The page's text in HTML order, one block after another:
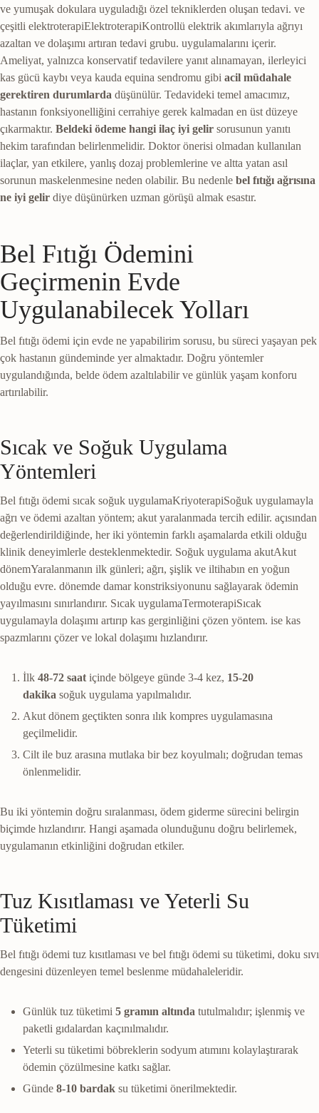
ve yumuşak dokulara uyguladığı özel tekniklerden oluşan tedavi. ve
çeşitli elektroterapiElektroterapiKontrollü elektrik akımlarıyla ağrıyı
azaltan ve dolaşımı artıran tedavi grubu. uygulamalarını içerir.
Ameliyat, yalnızca konservatif tedavilere yanıt alınamayan, ilerleyici
kas gücü kaybı veya kauda equina sendromu gibi acil müdahale
gerektiren durumlarda düşünülür. Tedavideki temel amacımız,
hastanın fonksiyonelliğini cerrahiye gerek kalmadan en üst düzeye
çıkarmaktır. Beldeki ödeme hangi ilaç iyi gelir sorusunun yanıtı
hekim tarafından belirlenmelidir. Doktor önerisi olmadan kullanılan
ilaçlar, yan etkilere, yanlış dozaj problemlerine ve altta yatan asıl
sorunun maskelenmesine neden olabilir. Bu nedenle bel fıtığı ağrısına
ne iyi gelir diye düşünürken uzman görüşü almak esastır.
Bel Fıtığı Ödemini
Geçirmenin Evde
Uygulanabilecek Yolları
Bel fıtığı ödemi için evde ne yapabilirim sorusu, bu süreci yaşayan pek
çok hastanın gündeminde yer almaktadır. Doğru yöntemler
uygulandığında, belde ödem azaltılabilir ve günlük yaşam konforu
artırılabilir.
Sıcak ve Soğuk Uygulama
Yöntemleri
Bel fıtığı ödemi sıcak soğuk uygulamaKriyoterapiSoğuk uygulamayla
ağrı ve ödemi azaltan yöntem; akut yaralanmada tercih edilir. açısından
değerlendirildiğinde, her iki yöntemin farklı aşamalarda etkili olduğu
klinik deneyimlerle desteklenmektedir. Soğuk uygulama akutAkut
dönemYaralanmanın ilk günleri; ağrı, şişlik ve iltihabın en yoğun
olduğu evre. dönemde damar konstriksiyonunu sağlayarak ödemin
yayılmasını sınırlandırır. Sıcak uygulamaTermoterapiSıcak
uygulamayla dolaşımı artırıp kas gerginliğini çözen yöntem. ise kas
spazmlarını çözer ve lokal dolaşımı hızlandırır.
İlk 48-72 saat içinde bölgeye günde 3-4 kez, 15-20
dakika soğuk uygulama yapılmalıdır.
Akut dönem geçtikten sonra ılık kompres uygulamasına
geçilmelidir.
Cilt ile buz arasına mutlaka bir bez koyulmalı; doğrudan temas
önlenmelidir.
Bu iki yöntemin doğru sıralanması, ödem giderme sürecini belirgin
biçimde hızlandırır. Hangi aşamada olunduğunu doğru belirlemek,
uygulamanın etkinliğini doğrudan etkiler.
Tuz Kısıtlaması ve Yeterli Su
Tüketimi
Bel fıtığı ödemi tuz kısıtlaması ve bel fıtığı ödemi su tüketimi, doku sıvı
dengesini düzenleyen temel beslenme müdahaleleridir.
Günlük tuz tüketimi 5 gramın altında tutulmalıdır; işlenmiş ve
paketli gıdalardan kaçınılmalıdır.
Yeterli su tüketimi böbreklerin sodyum atımını kolaylaştırarak
ödemin çözülmesine katkı sağlar.
Günde 8-10 bardak su tüketimi önerilmektedir.